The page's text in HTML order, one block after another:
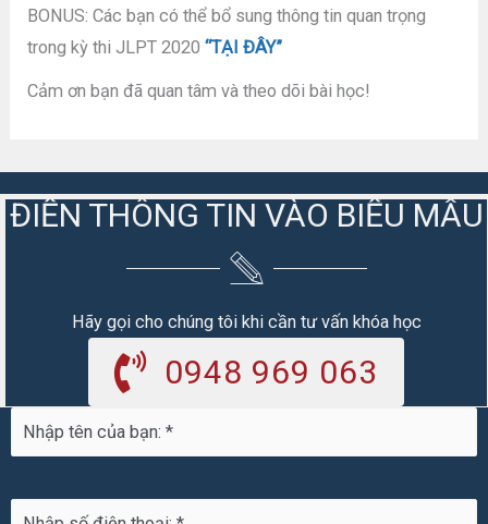
BONUS: Các bạn có thể bổ sung thông tin quan trọng
trong kỳ thi JLPT 2020“TẠI ĐÂY”
Cảm ơn bạn đã quan tâm và theo dõi bài học!
ĐIỀN THÔNG TIN VÀO BIỂU MẪU
Hãy gọi cho chúng tôi khi cần tư vấn khóa học
0948 969 063